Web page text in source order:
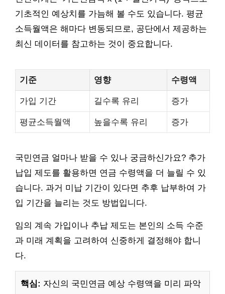
기초적인 예상치를 가늠해 볼 수도 있습니다. 평균
소득월액은 해마다 변동되므로, 공단에서 제공하는
최신 데이터를 참고하는 것이 중요합니다.
기준 영향 수령액
가입 기간 길수록 유리 증가
평균소득월액 높을수록 유리 증가
국민연금 얼마나 받을 수 있나 궁금하신가요? 추가
납입 제도를 활용하면 연금 수령액을 더 늘릴 수 있
습니다. 과거 미납 기간이 있다면 추후 납부하여 가
입 기간을 늘리는 것도 방법입니다.
임의 계속 가입이나 추납 제도는 본인의 소득 수준
과 미래 계획을 고려하여 신중하게 결정해야 합니
다.
핵심: 자신의 국민연금 예상 수령액을 미리 파악